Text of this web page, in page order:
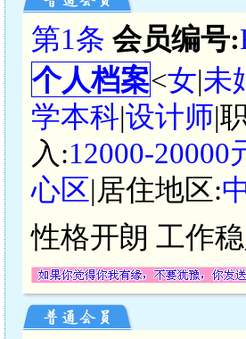
第1条 会员编号:
个人档案<女|未
学本科|设计师|
入:12000-20000
心区|居住地区:
性格开朗 工作